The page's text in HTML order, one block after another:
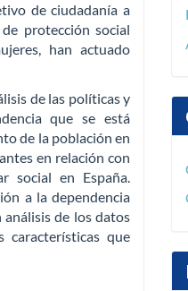
de ciudadanía a
protección social
han actuado
de las políticas y
que se está
de la población en
en relación con
social en España.
a la dependencia
de los datos
características que